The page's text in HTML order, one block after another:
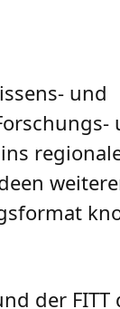
und
der FITT